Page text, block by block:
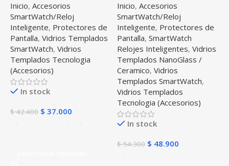
templado Reloj
Smartwatch Huawei GT2
46mm
Inicio, Accesorios
SmartWatch/Reloj
Inteligente, Protectores de
Pantalla, Vidrios Templados
SmartWatch, Vidrios
Templados Tecnologia
(Accesorios)
In stock
$42.400 $ 37.000
para Reloj Smartwatch
Huawei GT2 42mm
Inicio, Accesorios
SmartWatch/Reloj
Inteligente, Protectores de
Pantalla, SmartWatch
Relojes Inteligentes, Vidrios
Templados NanoGlass /
Ceramico, Vidrios
Templados SmartWatch,
Vidrios Templados
Tecnologia (Accesorios)
In stock
$54.300 $ 48.900